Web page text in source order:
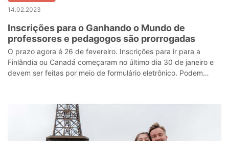
14.02.2023
Inscrições para o Ganhando o Mundo de
professores e pedagogos são prorrogadas
O prazo agora é 26 de fevereiro. Inscrições para ir para a
Finlândia ou Canadá começaram no último dia 30 de janeiro e
devem ser feitas por meio de formulário eletrônico. Podem